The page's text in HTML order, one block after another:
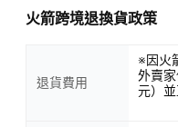
火箭跨境退換貨政策
退貨費用
※因火
外賣
元）